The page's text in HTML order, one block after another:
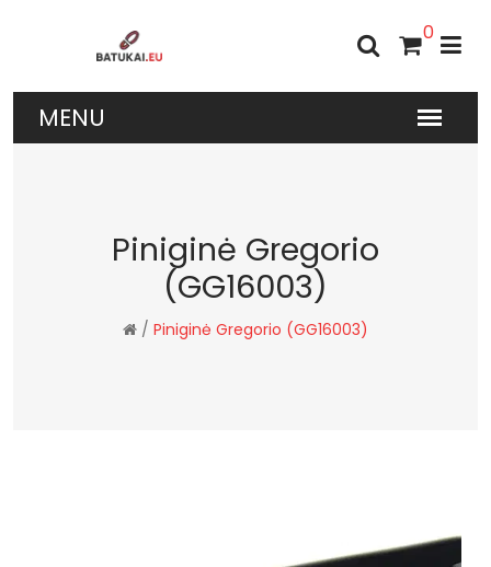
0
Piniginė Gregorio
(GG16003)
/ Piniginė Gregorio (GG16003)